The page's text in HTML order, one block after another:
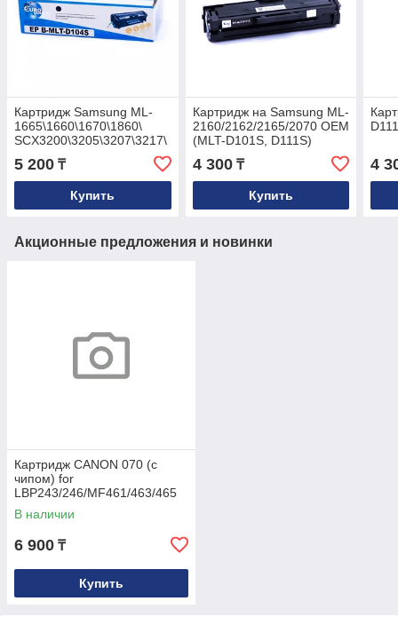
Картридж Samsung ML-
1665\1660\1670\1860\
SCX3200\3205\3207\3217\
OEM (MLT-D104S)
5 200 ₸
Купить
Картридж на Samsung ML-
2160/2162/2165/2070 OEM
(MLT-D101S, D111S)
4 300₸
Купить
4
Акционные предложения и новинки
Картридж CANON 070 (с
чипом) for
LBP243/246/MF461/463/465
(10.2K) Euro Print
В наличии
6 900 ₸
Купить